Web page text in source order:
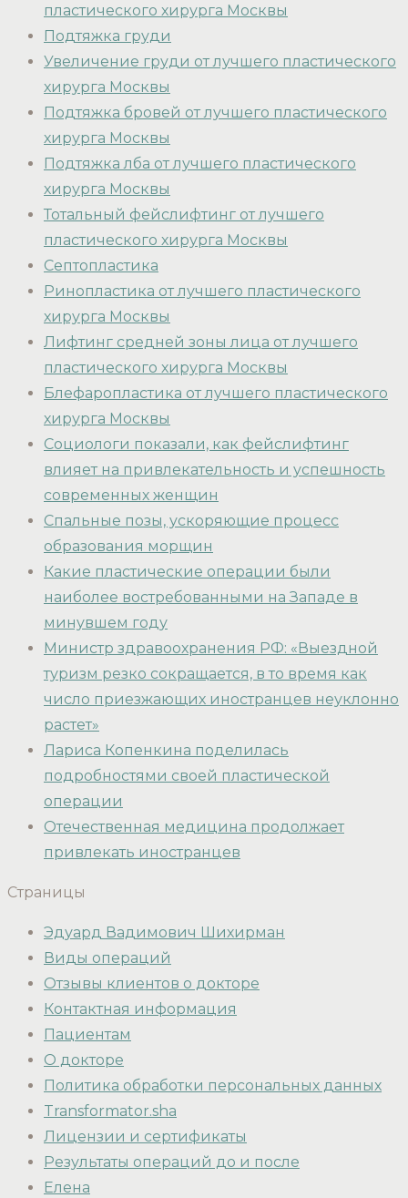
пластического хирурга Москвы
Подтяжка груди
Увеличение груди от лучшего пластического
хирурга Москвы
Подтяжка бровей от лучшего пластического
хирурга Москвы
Подтяжка лба от лучшего пластического
хирурга Москвы
Тотальный фейслифтинг от лучшего
пластического хирурга Москвы
Септопластика
Ринопластика от лучшего пластического
хирурга Москвы
Лифтинг средней зоны лица от лучшего
пластического хирурга Москвы
Блефаропластика от лучшего пластического
хирурга Москвы
Социологи показали, как фейслифтинг
влияет на привлекательность и успешность
современных женщин
Спальные позы, ускоряющие процесс
образования морщин
Какие пластические операции были
наиболее востребованными на Западе в
минувшем году
Министр здравоохранения РФ: «Выездной
туризм резко сокращается, в то время как
число приезжающих иностранцев неуклонно
растет»
Лариса Копенкина поделилась
подробностями своей пластической
операции
Отечественная медицина продолжает
привлекать иностранцев
Страницы
Эдуард Вадимович Шихирман
Виды операций
Отзывы клиентов о докторе
Контактная информация
Пациентам
О докторе
Политика обработки персональных данных
Transformator.sha
Лицензии и сертификаты
Результаты операций до и после
Елена